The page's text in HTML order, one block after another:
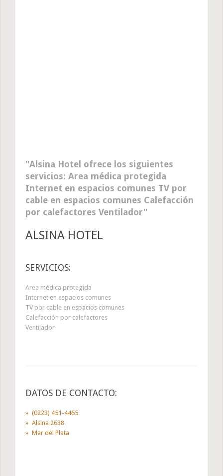
Alsina Hotel ofrece los siguientes
servicios: Area médica protegida
Internet en espacios comunes TV por
cable en espacios comunes Calefacción
por calefactores Ventilador
ALSINA HOTEL
SERVICIOS:
Area médica protegida
Internet en espacios comunes
TV por cable en espacios comunes
Calefacción por calefactores
Ventilador
DATOS DE CONTACTO:
(0223) 451-4465
Alsina 2638
Mar del Plata